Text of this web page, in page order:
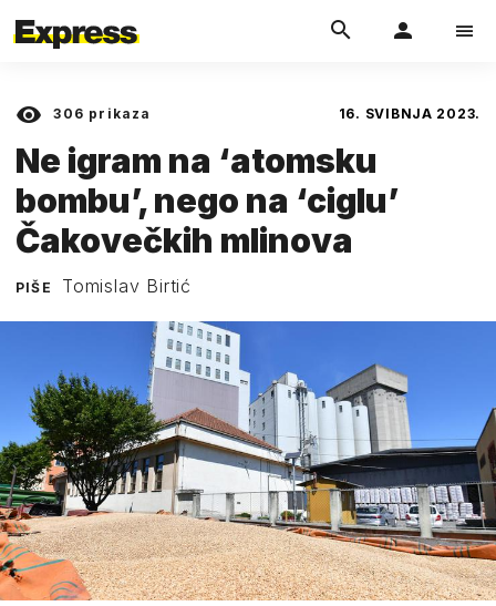
306 prikaza 16. SVIBNJA 2023.
Ne igram na ‘atomsku
bombu’, nego na ‘ciglu’
Čakovečkih mlinova
PIŠE Tomislav Birtić